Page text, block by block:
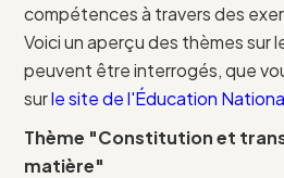
compétences à travers des
Voici un aperçu des thèmes sur
peuvent être interrogés, que
surle site de l'Éducation
Thème "Constitution et
matière"